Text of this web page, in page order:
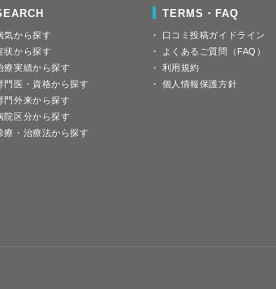
気から探す
状から探す
療実績から探す
門医・資格から探す
門外来から探す
院区分から探す
療・治療法から探す
TERMS・FAQ
口コミ投稿ガイドライン
よくあるご質問（FAQ）
利用規約
個人情報保護方針